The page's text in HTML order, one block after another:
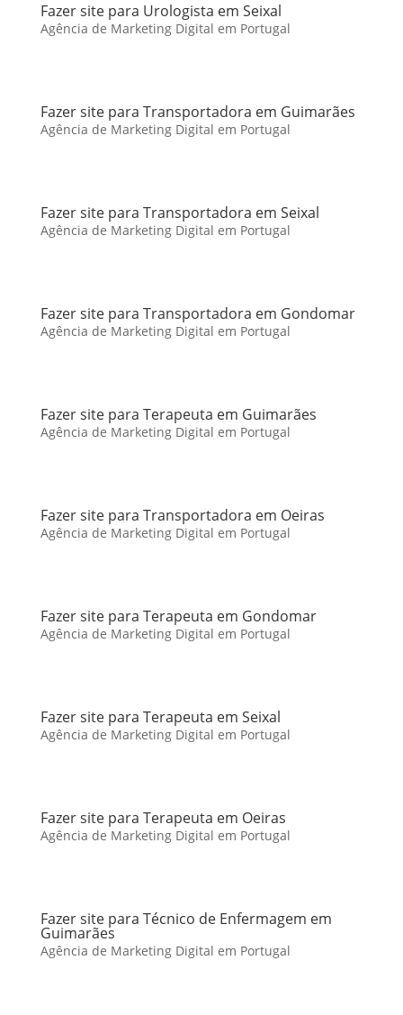
Fazer site para Urologista em Seixal
Agência de Marketing Digital em Portugal
Fazer site para Transportadora em Guimarães
Agência de Marketing Digital em Portugal
Fazer site para Transportadora em Seixal
Agência de Marketing Digital em Portugal
Fazer site para Transportadora em Gondomar
Agência de Marketing Digital em Portugal
Fazer site para Terapeuta em Guimarães
Agência de Marketing Digital em Portugal
Fazer site para Transportadora em Oeiras
Agência de Marketing Digital em Portugal
Fazer site para Terapeuta em Gondomar
Agência de Marketing Digital em Portugal
Fazer site para Terapeuta em Seixal
Agência de Marketing Digital em Portugal
Fazer site para Terapeuta em Oeiras
Agência de Marketing Digital em Portugal
Fazer site para Técnico de Enfermagem em
Guimarães
Agência de Marketing Digital em Portugal